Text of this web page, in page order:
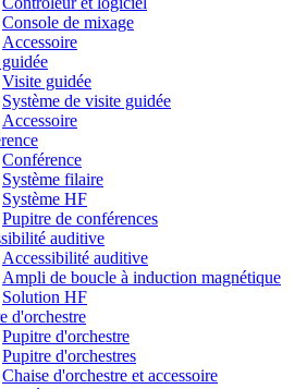
Console de mixage
Accessoire
Visite guidée
Système de visite guidée
Accessoire
Conférence
Système filaire
Système HF
Pupitre de conférences
auditive
Accessibilité auditive
Ampli de boucle à induction magnétique
Solution HF
d'orchestre
Pupitre d'orchestre
Pupitre d'orchestres
Chaise d'orchestre et accessoire